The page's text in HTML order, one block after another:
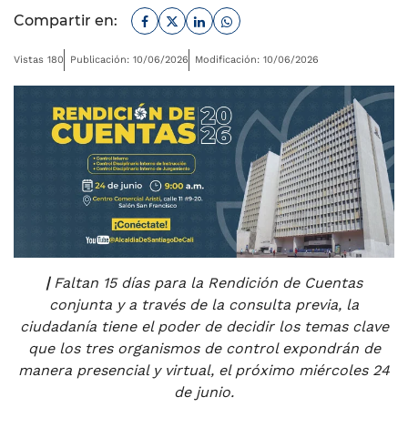
Compartir en: Facebook
TwitterLinkedinWhatsapp
Vistas 180 Publicación: 10/06/2026 Modificación: 10/06/2026
|Faltan 15 días para la Rendición de Cuentas
conjunta y a través de la consulta previa, la
ciudadanía tiene el poder de decidir los temas clave
que los tres organismos de control expondrán de
manera presencial y virtual, el próximo miércoles 24
de junio.